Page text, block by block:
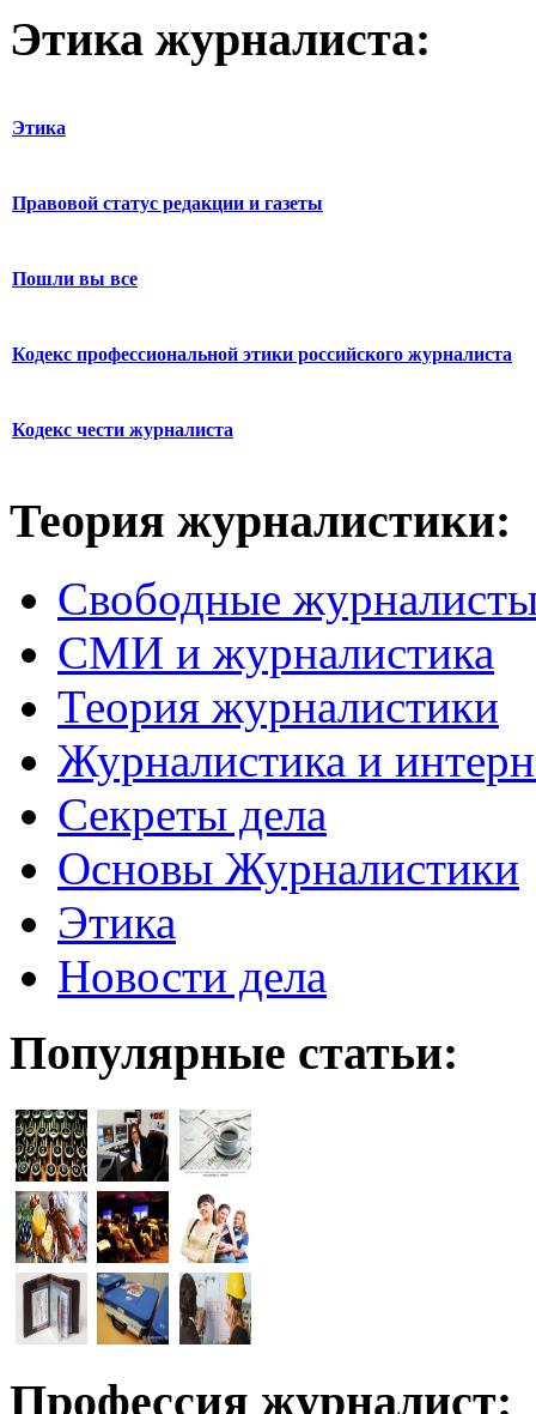
Этика журналиста:
Этика
Правовой статус редакции и газеты
Пошли вы все
Кодекс профессиональной этики российского журналиста
Кодекс чести журналиста
Теория журналистики:
Свободные
СМИ и журналистика
Теория журналистики
Журналистика и
Секреты дела
Основы Журналистики
Этика
Новости дела
Популярные статьи:
Профессия журналист: